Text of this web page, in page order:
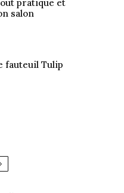
pratique et
salon
fauteuil Tulip